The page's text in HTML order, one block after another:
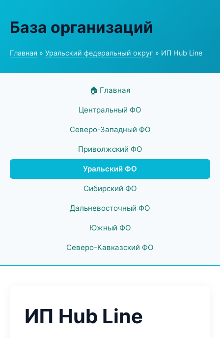
База организаций
Главная » Уральский федеральный округ » ИП Hub Line
🏠 Главная
Центральный ФО
Северо-Западный ФО
Приволжский ФО
Уральский ФО
Сибирский ФО
Дальневосточный ФО
Южный ФО
Северо-Кавказский ФО
ИП Hub Line